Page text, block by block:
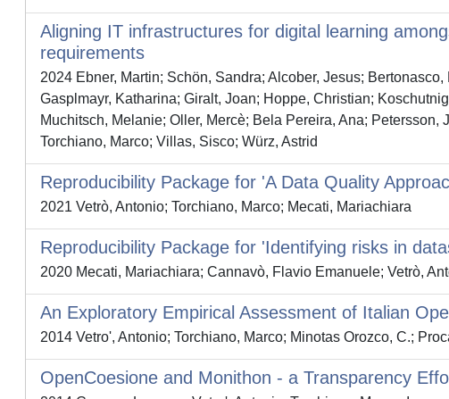
Aligning IT infrastructures for digital learning
requirements
2024 Ebner, Martin; Schön, Sandra; Alcober, Jesus;
Gasplmayr, Katharina; Giralt, Joan; Hoppe, Christian;
Muchitsch, Melanie; Oller, Mercè; Bela Pereira, Ana;
Torchiano, Marco; Villas, Sisco; Würz, Astrid
Reproducibility Package for 'A Data Quality
2021 Vetrò, Antonio; Torchiano, Marco; Mecati, Mariachiara
Reproducibility Package for 'Identifying risks in
2020 Mecati, Mariachiara; Cannavò, Flavio Emanuele; Vetrò,
An Exploratory Empirical Assessment of Italian
2014 Vetro', Antonio; Torchiano, Marco; Minotas Orozco, C.;
OpenCoesione and Monithon - a Transparency